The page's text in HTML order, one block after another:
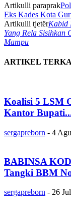
Artikulli paraprak
Eks Kades Kota
Artikulli tjetërKabid
Yang Rela Sisihkan
Mampu
ARTIKEL
Koalisi 5 LSM
Kantor
sergapreborn - 4
BABINSA
Tangki BBM
sergapreborn - 26